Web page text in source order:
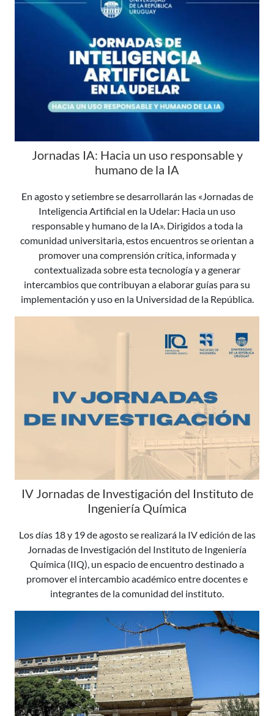
Jornadas IA: Hacia un uso responsable y
humano de la IA
En agosto y setiembre se desarrollarán las «Jornadas de
Inteligencia Artificial en la Udelar: Hacia un uso
responsable y humano de la IA». Dirigidos a toda la
comunidad universitaria, estos encuentros se orientan a
promover una comprensión crítica, informada y
contextualizada sobre esta tecnología y a generar
intercambios que contribuyan a elaborar guías para su
implementación y uso en la Universidad de la República.
IV Jornadas de Investigación del Instituto de
Ingeniería Química
Los días 18 y 19 de agosto se realizará la IV edición de las
Jornadas de Investigación del Instituto de Ingeniería
Química (IIQ), un espacio de encuentro destinado a
promover el intercambio académico entre docentes e
integrantes de la comunidad del instituto.